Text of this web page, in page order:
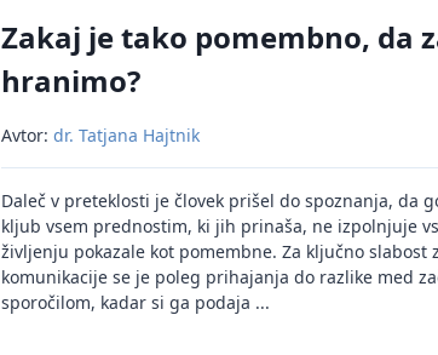
Zakaj je tako pomembno, da
hranimo?
Avtor: dr. Tatjana Hajtnik
Daleč v preteklosti je človek prišel do spoznanja, da
kljub vsem prednostim, ki jih prinaša, ne izpolnjuje
življenju pokazale kot pomembne. Za ključno slabost
komunikacije se je poleg prihajanja do razlike med
sporočilom, kadar si ga podaja ...